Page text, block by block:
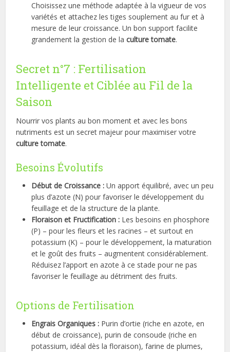
Choisissez une méthode adaptée à la vigueur de vos
variétés et attachez les tiges souplement au fur et à
mesure de leur croissance. Un bon support facilite
grandement la gestion de laculture tomate.
Secret n°7 : Fertilisation
Intelligente et Ciblée au Fil de la
Saison
Nourrir vos plants au bon moment et avec les bons
nutriments est un secret majeur pour maximiser votre
culture tomate.
Besoins Évolutifs
Début de Croissance : Un apport équilibré, avec un peu
plus d’azote (N) pour favoriser le développement du
feuillage et de la structure de la plante.
Floraison et Fructification : Les besoins en phosphore
(P) – pour les fleurs et les racines – et surtout en
potassium (K) – pour le développement, la maturation
et le goût des fruits – augmentent considérablement.
Réduisez l’apport en azote à ce stade pour ne pas
favoriser le feuillage au détriment des fruits.
Options de Fertilisation
Engrais Organiques : Purin d’ortie (riche en azote, en
début de croissance), purin de consoude (riche en
potassium, idéal dès la floraison), farine de plumes,